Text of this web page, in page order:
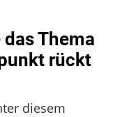
Thema
rückt
diesem